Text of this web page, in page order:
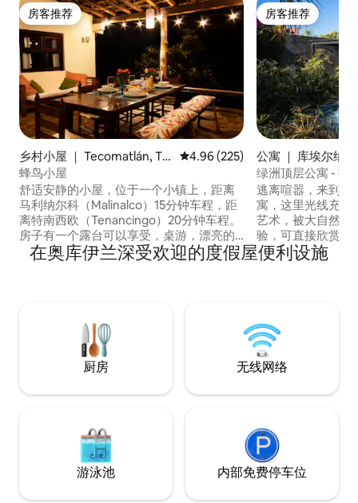
房客推荐
房客推荐
乡村小屋 ｜ Tecomatlán, Te
nancingo
平均评分 4.96 分（满分 5 分），
4.96 (225)
蜂鸟小屋
舒适安静的小屋，位于一个小镇上，距离
马利纳尔科（Malinalco）15分钟车程，距
离特南西欧（Tenancingo）20分钟车程。
房子有一个露台可以享受，桌游，漂亮的
花园可以玩，还有一个休息吊床。非常适
合放松、居家办公或晒太阳。 您在这里的
祝活动做装饰吗？请给我们写信。
房客推荐
房客推荐
公寓 ｜ 库埃尔纳
绿洲顶层公寓 - 按
逃离喧嚣，来到库
寓，这里光线充足
艺术，被大自然环
验，可直接欣赏波
（Popocatépetl
的美景，是放松
侣、浪漫度假或与
在奥库伊兰深受欢迎的度假屋便利设施
厨房 无线网络
游泳池 内部免费停车位